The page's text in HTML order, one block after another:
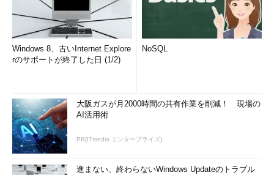
Windows 8、古いInternet Explore
rのサポートが終了した日 (1/2)
NoSQL
大阪ガスが月2000時間の共有作業を削減！ 現場の
AI活用術
PR(ITmedia エンタープライズ)
進まない、終わらないWindows Updateのトラブル